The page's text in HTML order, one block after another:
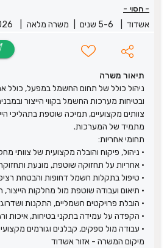
- חסוי -
אשדוד 5-6 שנים משרה מלאה
תיאור משרה
ניהול כולל של תחום החשמל במפעל, כולל
ובטיחות מערכות החשמל בקווי הייצור
צוותים מקצועיים, תמיכה שוטפת בתהליכי
מתמיד של המערכות.
תחומי אחריות:
• ניהול, פיקוח והובלה מקצועית של צוותי
• אחריות על תחזוקה שוטפת, מונעת
• טיפול בתקלות חשמל דחופות והבטחת
• תיאום ועבודה שוטפת מול מחלקות
• הובלת פרויקטים חשמליים, התקנות
• הקפדה על עמידה בתקני בטיחות, איכות
• עבודה מול ספקים, קבלנים וגורמים
מיקום המשרה - אזור אשדוד